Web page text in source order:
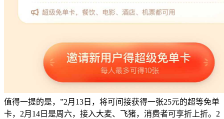
值得一提的是，”2月13日，将可间接获得一张25元的超等免单
卡，2月14日是周六，接入大麦、飞猪，消费者可享折上折。2